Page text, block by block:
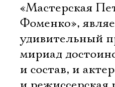
«Мастерская
Фоменко»,
удивительный
мириад
и состав, и